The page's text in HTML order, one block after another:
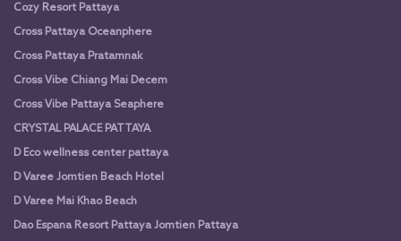
Cozy Resort Pattaya
Cross Pattaya Oceanphere
Cross Pattaya Pratamnak
Cross Vibe Chiang Mai Decem
Cross Vibe Pattaya Seaphere
CRYSTAL PALACE PATTAYA
D Eco wellness center pattaya
D Varee Jomtien Beach Hotel
D Varee Mai Khao Beach
Dao Espana Resort Pattaya Jomtien Pattaya